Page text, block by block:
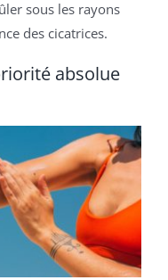
sous les rayons
des cicatrices.
absolue